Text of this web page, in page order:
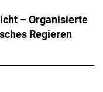
– Organisierte
Regieren